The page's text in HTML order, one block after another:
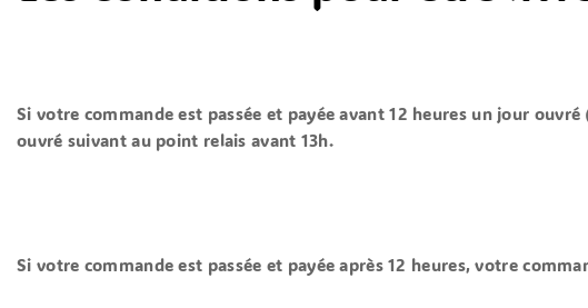
Si votre commande est passée et payée avant12 heures un jour
ouvré suivant au point relais avant 13h.
Si votre commande est passée et payée après 12 heures, votre